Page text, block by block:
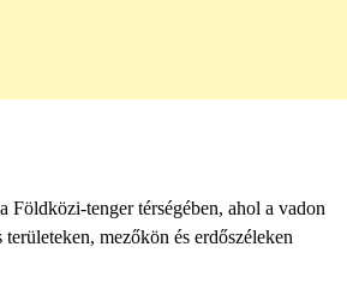
Földközi-tenger térségében, ahol a vadon
mezőkön és erdőszéleken